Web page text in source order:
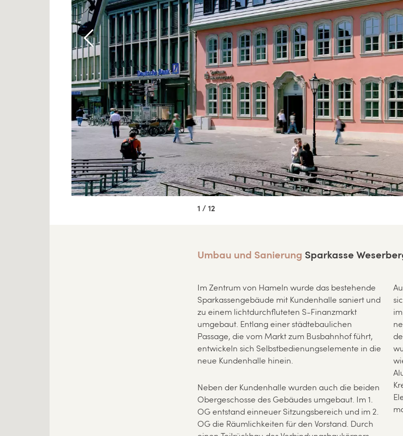
1 / 12
Umbau und Sanierung Sparkasse
Im Zentrum von Hameln wurde das bestehende
Sparkassengebäude mit Kundenhalle saniert und
zu einem lichtdurchfluteten S-Finanzmarkt
umgebaut. Entlang einer städtebaulichen
Passage, die vom Markt zum Busbahnhof führt,
entwickeln sich Selbstbedienungselemente in die
neue Kundenhalle hinein.
Neben der Kundenhalle wurden auch die beiden
Obergeschosse des Gebäudes umgebaut. Im 1.
OG entstand einneuer Sitzungsbereich und im 2.
OG die Räumlichkeiten für den Vorstand. Durch